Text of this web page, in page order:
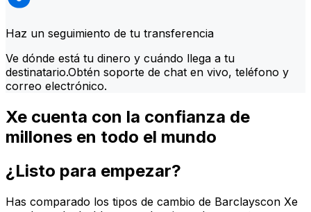
Haz un seguimiento de tu transferencia
Ve dónde está tu dinero y cuándo llega a tu
destinatario.Obtén soporte de chat en vivo, teléfono y
correo electrónico.
Xe cuenta con la confianza de
millones en todo el mundo
¿Listo para empezar?
Has comparado los tipos de cambio de Barclayscon Xe